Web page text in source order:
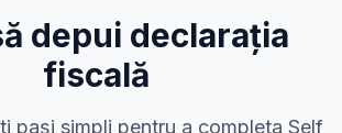
depui declarația
fiscală
pași simpli pentru a completa Self